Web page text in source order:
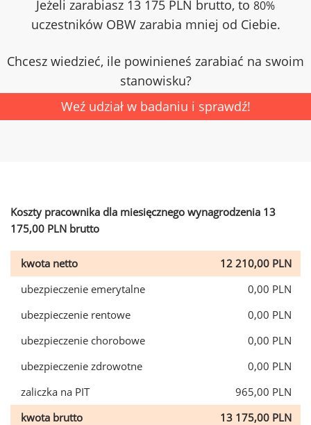
Jeżeli zarabiasz 13 175 PLN brutto, to 80%
uczestników OBW zarabia mniej od Ciebie.
Chcesz wiedzieć, ile powinieneś zarabiać na swoim
stanowisku?
Weź udział w badaniu i sprawdź!
Koszty pracownika dla miesięcznego wynagrodzenia 13
175,00 PLN brutto
kwota netto
12 210,00 PLN
ubezpieczenie emerytalne
0,00 PLN
ubezpieczenie rentowe
0,00 PLN
ubezpieczenie chorobowe
0,00 PLN
ubezpieczenie zdrowotne
0,00 PLN
zaliczka na PIT
965,00 PLN
kwota brutto
13 175,00 PLN